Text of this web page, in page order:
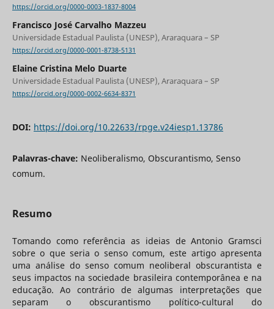
https://orcid.org/0000-0003-1837-8004
Francisco José Carvalho Mazzeu
Universidade Estadual Paulista (UNESP), Araraquara – SP
https://orcid.org/0000-0001-8738-5131
Elaine Cristina Melo Duarte
Universidade Estadual Paulista (UNESP), Araraquara – SP
https://orcid.org/0000-0002-6634-8371
DOI: https://doi.org/10.22633/rpge.v24iesp1.13786
Palavras-chave: Neoliberalismo, Obscurantismo, Senso
comum.
Resumo
Tomando como referência as ideias de Antonio Gramsci
sobre o que seria o senso comum, este artigo apresenta
uma análise do senso comum neoliberal obscurantista e
seus impactos na sociedade brasileira contemporânea e na
educação. Ao contrário de algumas interpretações que
separam o obscurantismo político-cultural do